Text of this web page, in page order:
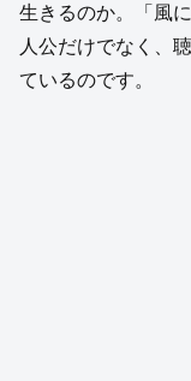
生きるのか。「風
人公だけでなく、
ているのです。